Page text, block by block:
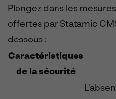
Plongez dans les
offertes par Statamic
dessous :
Caractéristiques
de la sécurité